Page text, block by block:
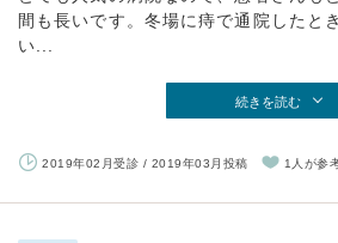
間も長いです。冬場に痔で通院したと
い...
続きを読む
2019年02月受診 / 2019年03月投稿 1人が参